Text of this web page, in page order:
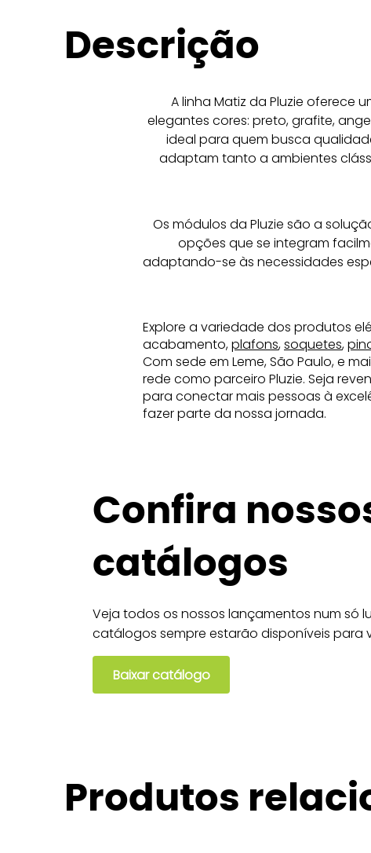
Descrição
A linha Matiz da Pluzie
elegantes cores: preto, grafite,
ideal para quem busca
adaptam tanto a ambientes
Os módulos da Pluzie são a
opções que se integram
adaptando-se às necessidades
Explore a variedade dos produtos
acabamento,plafons,soquetes,
Com sede em Leme, São Paulo, e
rede como parceiro Pluzie. Seja
para conectar mais pessoas à
fazer parte da nossa jornada.
Confira
catálogos
Veja todos os nossos lançamentos num só
catálogos sempre estarão disponíveis para
Baixar catálogo
Produtos